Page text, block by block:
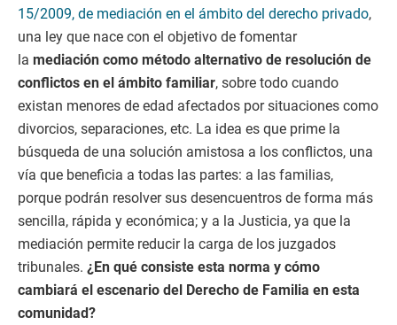
15/2009, de mediación en el ámbito del derecho privado,
una ley que nace con el objetivo de fomentar
la mediación como método alternativo de resolución de
conflictos en el ámbito familiar, sobre todo cuando
existan menores de edad afectados por situaciones como
divorcios, separaciones, etc. La idea es que prime la
búsqueda de una solución amistosa a los conflictos, una
vía que beneficia a todas las partes: a las familias,
porque podrán resolver sus desencuentros de forma más
sencilla, rápida y económica; y a la Justicia, ya que la
mediación permite reducir la carga de los juzgados
tribunales. ¿En qué consiste esta norma y cómo
cambiará el escenario del Derecho de Familia en esta
comunidad?